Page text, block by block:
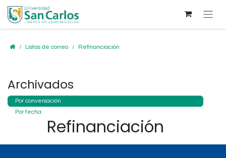
Listas de correo Refinanciación
Archivados
Por conversación
Por fecha
Refinanciación